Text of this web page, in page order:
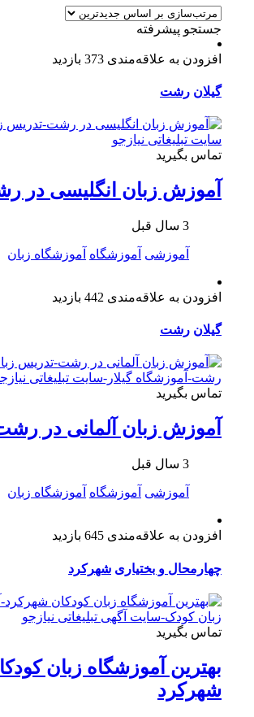
جستجو پیشرفته
افزودن به علاقه‌مندی 373 بازدید
گیلان رشت
تماس بگیرید
آموزش زبان انگلیسی در
3 سال قبل
آموزشی آموزشگاه آموزشگاه زبان
افزودن به علاقه‌مندی 442 بازدید
گیلان رشت
تماس بگیرید
آموزش زبان آلمانی در
3 سال قبل
آموزشی آموزشگاه آموزشگاه زبان
افزودن به علاقه‌مندی 645 بازدید
چهارمحال و بختیاری شهرکرد
تماس بگیرید
بهترین آموزشگاه زبان
شهرکرد